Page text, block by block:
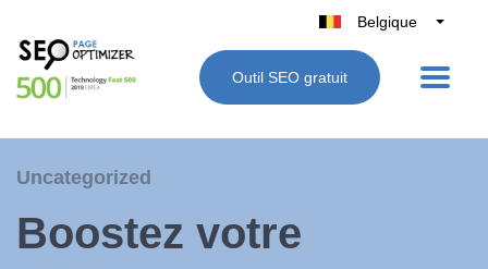
Belgique
België
Nederland
Outil SEO gratuit
Uncategorized
Boostez votre